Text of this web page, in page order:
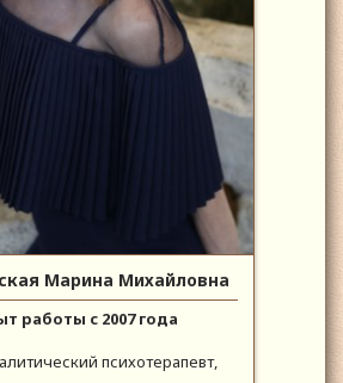
Марина Михайловна
работы с 2007 года
психотерапевт,